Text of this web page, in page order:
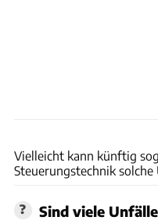
Vielleicht kann künftig
Steuerungstechnik solche
Sind viele